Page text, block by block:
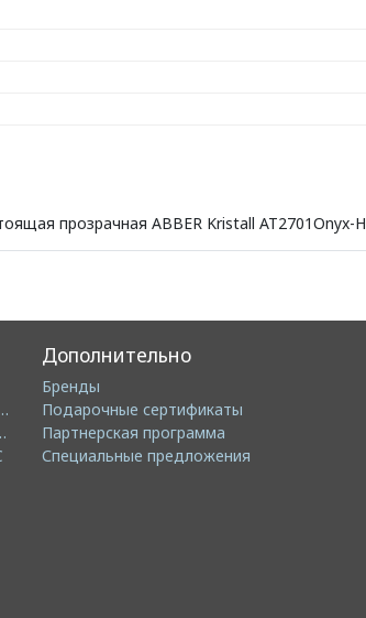
прозрачная ABBER Kristall AT2701Onyx-H
ванн GEMY
2004 EMS
Дополнительно
Бренды
Подарочные сертификаты
Партнерская программа
Специальные предложения